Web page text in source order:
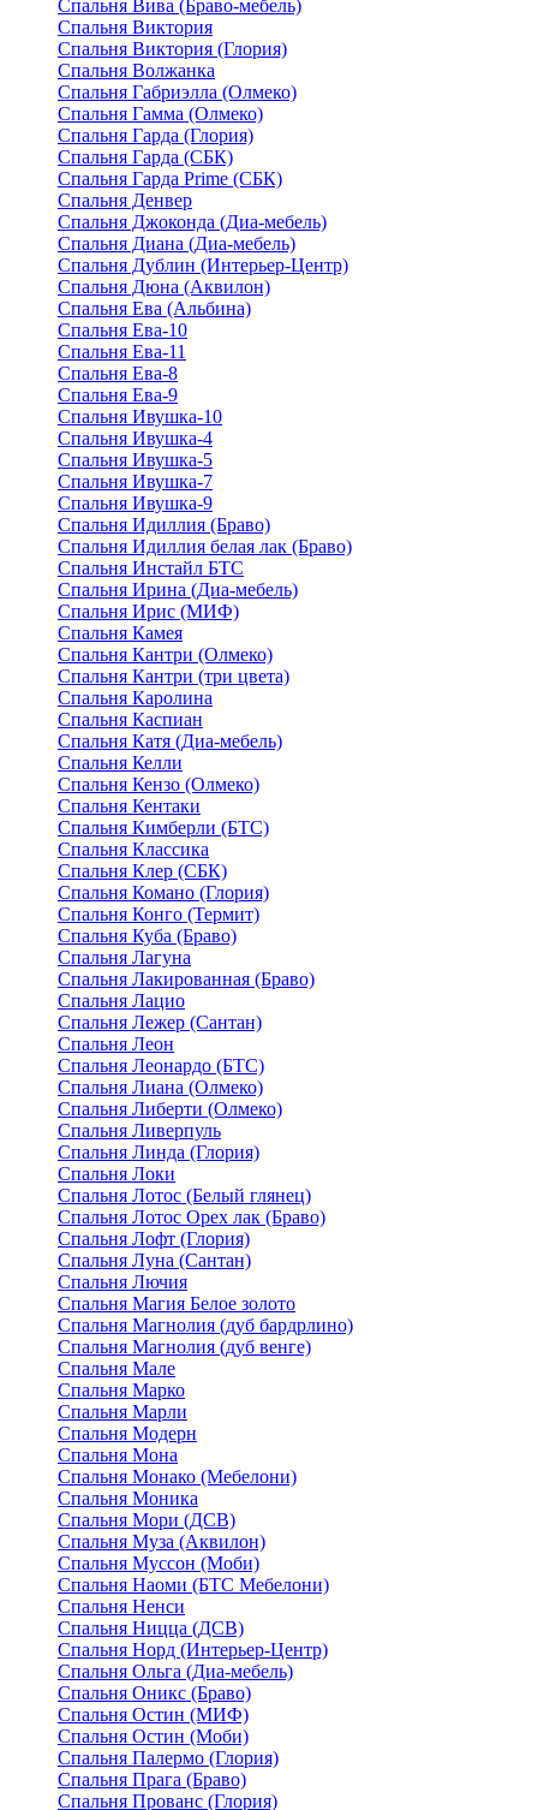
Спальня Вива (Браво-мебель)
Спальня Виктория
Спальня Виктория (Глория)
Спальня Волжанка
Спальня Габриэлла (Олмеко)
Спальня Гамма (Олмеко)
Спальня Гарда (Глория)
Спальня Гарда (СБК)
Спальня Гарда Prime (СБК)
Спальня Денвер
Спальня Джоконда (Диа-мебель)
Спальня Диана (Диа-мебель)
Спальня Дублин (Интерьер-Центр)
Спальня Дюна (Аквилон)
Спальня Ева (Альбина)
Спальня Ева-10
Спальня Ева-11
Спальня Ева-8
Спальня Ева-9
Спальня Ивушка-10
Спальня Ивушка-4
Спальня Ивушка-5
Спальня Ивушка-7
Спальня Ивушка-9
Спальня Идиллия (Браво)
Спальня Идиллия белая лак (Браво)
Спальня Инстайл БТС
Спальня Ирина (Диа-мебель)
Спальня Ирис (МИФ)
Спальня Камея
Спальня Кантри (Олмеко)
Спальня Кантри (три цвета)
Спальня Каролина
Спальня Каспиан
Спальня Катя (Диа-мебель)
Спальня Келли
Спальня Кензо (Олмеко)
Спальня Кентаки
Спальня Кимберли (БТС)
Спальня Классика
Спальня Клер (СБК)
Спальня Комано (Глория)
Спальня Конго (Термит)
Спальня Куба (Браво)
Спальня Лагуна
Спальня Лакированная (Браво)
Спальня Лацио
Спальня Лежер (Сантан)
Спальня Леон
Спальня Леонардо (БТС)
Спальня Лиана (Олмеко)
Спальня Либерти (Олмеко)
Спальня Ливерпуль
Спальня Линда (Глория)
Спальня Локи
Спальня Лотос (Белый глянец)
Спальня Лотос Орех лак (Браво)
Спальня Лофт (Глория)
Спальня Луна (Сантан)
Спальня Лючия
Спальня Магия Белое золото
Спальня Магнолия (дуб бардрлино)
Спальня Магнолия (дуб венге)
Спальня Мале
Спальня Марко
Спальня Марли
Спальня Модерн
Спальня Мона
Спальня Монако (Мебелони)
Спальня Моника
Спальня Мори (ДСВ)
Спальня Муза (Аквилон)
Спальня Муссон (Моби)
Спальня Наоми (БТС Мебелони)
Спальня Ненси
Спальня Ницца (ДСВ)
Спальня Норд (Интерьер-Центр)
Спальня Ольга (Диа-мебель)
Спальня Оникс (Браво)
Спальня Остин (МИФ)
Спальня Остин (Моби)
Спальня Палермо (Глория)
Спальня Прага (Браво)
Спальня Прованс (Глория)